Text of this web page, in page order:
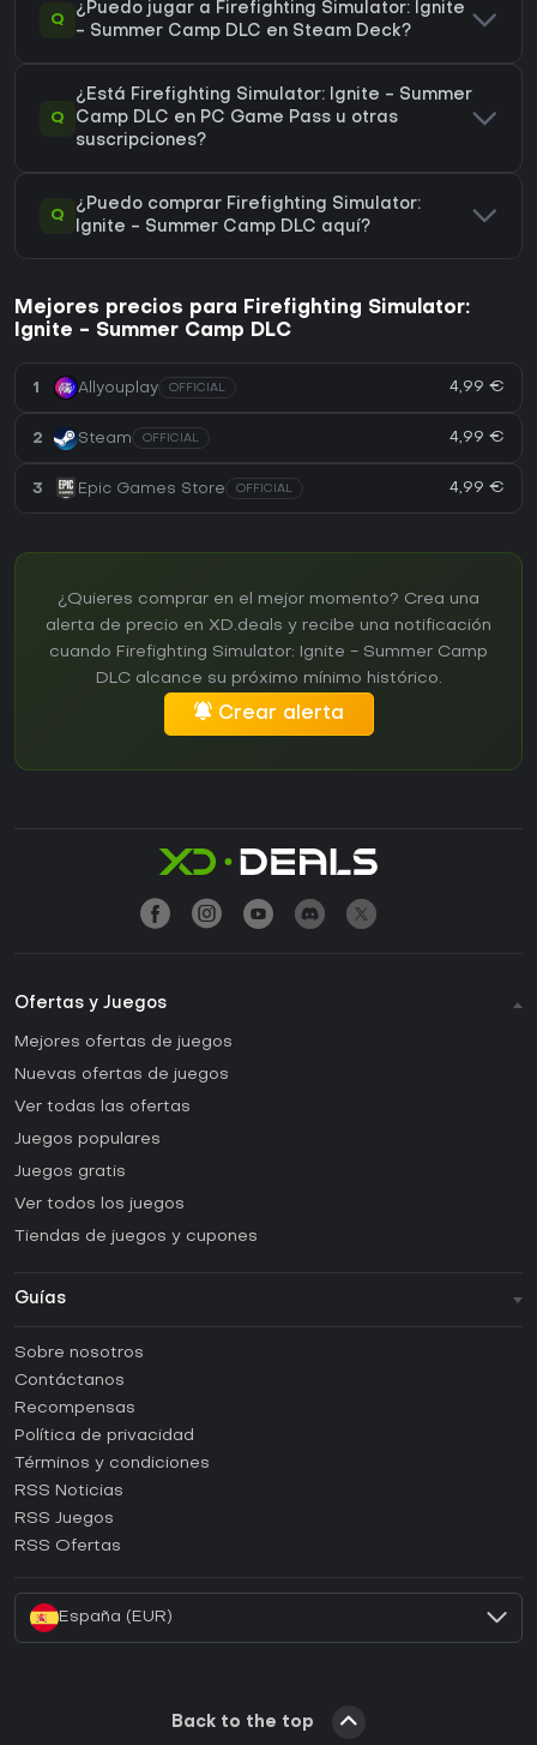
Q
¿Puedo jugar a Firefighting Simulator: Ignite
- Summer Camp DLC en Steam Deck?
Q
¿Está Firefighting Simulator: Ignite - Summer
Camp DLC en PC Game Pass u otras
suscripciones?
Q
¿Puedo comprar Firefighting Simulator:
Ignite - Summer Camp DLC aquí?
Mejores precios para Firefighting Simulator:
Ignite - Summer Camp DLC
1 Allyouplay OFFICIAL 4,99 €
2 Steam OFFICIAL 4,99 €
3 Epic Games Store OFFICIAL 4,99 €
¿Quieres comprar en el mejor momento? Crea una
alerta de precio en XD.deals y recibe una notificación
cuando Firefighting Simulator: Ignite - Summer Camp
DLC alcance su próximo mínimo histórico.
Crear alerta
Ofertas y Juegos
Mejores ofertas de juegos
Nuevas ofertas de juegos
Ver todas las ofertas
Juegos populares
Juegos gratis
Ver todos los juegos
Tiendas de juegos y cupones
Guías
Guías y tutoriales
¿Cómo activar una CD Key de Steam?
¿Cómo activar una CD Key de Epic Games?
¿Cómo activar una CD Key de GOG?
¿Cómo activar una CD Key de Ubisoft Connect?
Sobre nosotros
Contáctanos
Recompensas
Política de privacidad
Términos y condiciones
RSS Noticias
RSS Juegos
RSS Ofertas
España (EUR)
Back to the top